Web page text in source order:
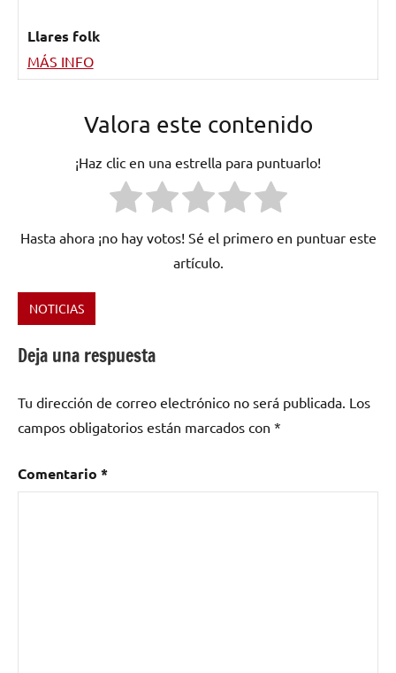
Llares folk
MÁS INFO
Valora este contenido
¡Haz clic en una estrella para puntuarlo!
Hasta ahora ¡no hay votos! Sé el primero en puntuar este
artículo.
Etiquetado
Extremeña
PREMIOS
EXTREMEÑA
2012
NOTICIAS
Deja una respuesta
Tu dirección de correo electrónico no será publicada. Los
campos obligatorios están marcados con *
Comentario *